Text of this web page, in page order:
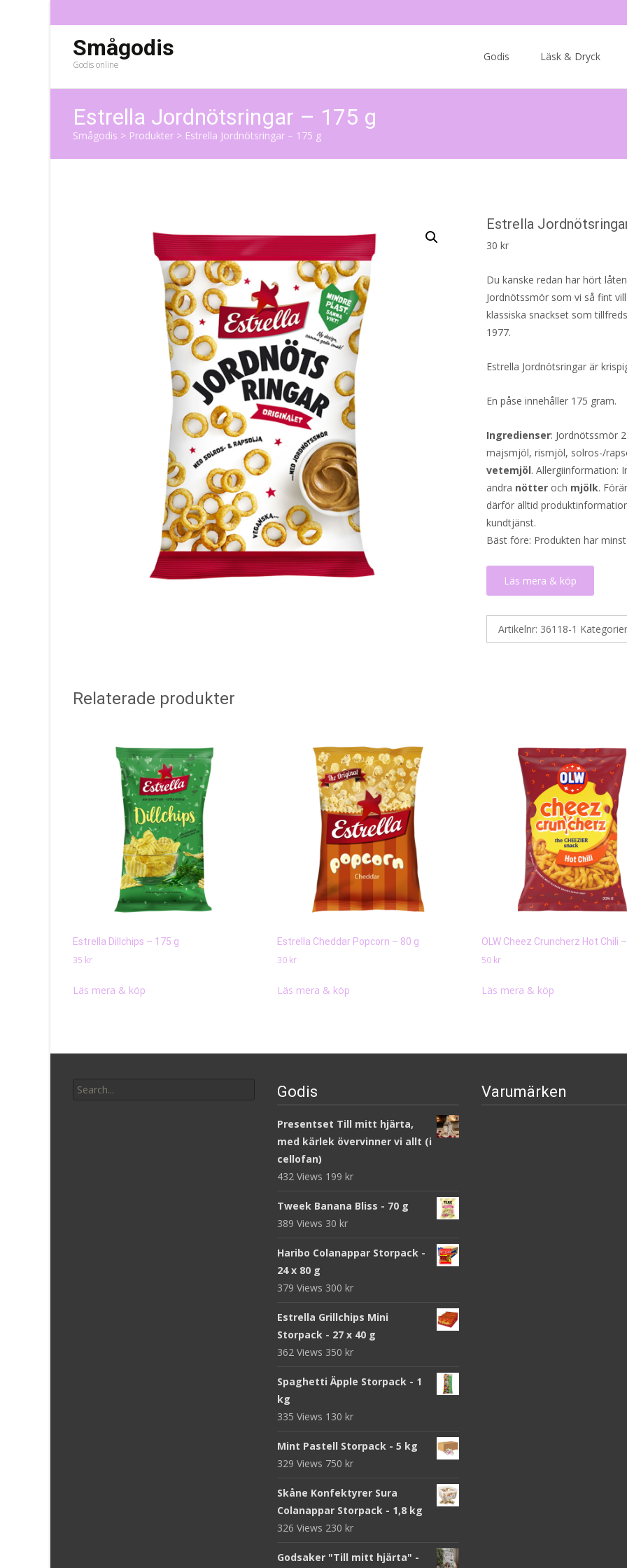
Smågodis
Godis online
Godis Läsk & Dryck
Estrella Jordnötsringar – 175 g
Smågodis > Produkter > Estrella Jordnötsringar – 175 g
Estrella
30 kr
Du kanske redan har hört
Jordnötssmör som vi så fint
klassiska snackset som
1977.
Estrella Jordnötsringar är
En påse innehåller 175 gram.
Ingredienser: Jordnötssmör
majsmjöl, rismjöl, solros-/
vetemjöl. Allergiinformation:
andra nötteroch mjölk.
därför alltid
kundtjänst.
Bäst före: Produkten har
Läs mera & köp
Artikelnr: 36118-1
Relaterade produkter
Estrella Dillchips – 175 g
35 kr
Läs mera & köp
Estrella Cheddar Popcorn – 80 g
30 kr
Läs mera & köp
OLW Cheez Cruncherz Hot Chili
50 kr
Läs mera & köp
for:
Godis
Presentset Till mitt hjärta,
med kärlek övervinner vi allt (i
cellofan)
432 Views 199 kr
Tweek Banana Bliss - 70 g
389 Views 30 kr
Haribo Colanappar Storpack -
24 x 80 g
379 Views 300 kr
Estrella Grillchips Mini
Storpack - 27 x 40 g
362 Views 350 kr
Spaghetti Äpple Storpack - 1
kg
335 Views 130 kr
Mint Pastell Storpack - 5 kg
329 Views 750 kr
Skåne Konfektyrer Sura
Colanappar Storpack - 1,8 kg
326 Views 230 kr
Godsaker "Till mitt hjärta" -
Varumärken